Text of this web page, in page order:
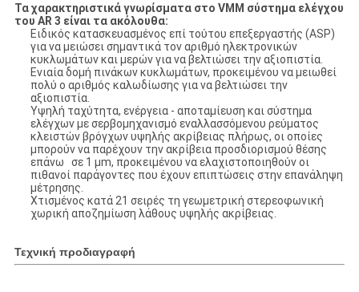
Τα χαρακτηριστικά γνωρίσματα στο VMM σύστημα ελέγχου
του AR 3 είναι τα ακόλουθα:
Ειδικός κατασκευασμένος επί τούτου επεξεργαστής (ASP)
για να μειώσει σημαντικά τον αριθμό ηλεκτρονικών
κυκλωμάτων και μερών για να βελτιώσει την αξιοπιστία.
Ενιαία δομή πινάκων κυκλωμάτων, προκειμένου να μειωθεί
πολύ ο αριθμός καλωδίωσης για να βελτιώσει την
αξιοπιστία.
Υψηλή ταχύτητα, ενέργεια - αποταμίευση και σύστημα
ελέγχων με σερβομηχανισμό εναλλασσόμενου ρεύματος
κλειστών βρόγχων υψηλής ακρίβειας πλήρως, οι οποίες
μπορούν να παρέχουν την ακρίβεια προσδιορισμού θέσης
επάνω σε 1 μm, προκειμένου να ελαχιστοποιηθούν οι
πιθανοί παράγοντες που έχουν επιπτώσεις στην επανάληψη
μέτρησης.
Χτισμένος κατά 21 σειρές τη γεωμετρική στερεοφωνική
χωρική αποζημίωση λάθους υψηλής ακρίβειας.
Τεχνική προδιαγραφή